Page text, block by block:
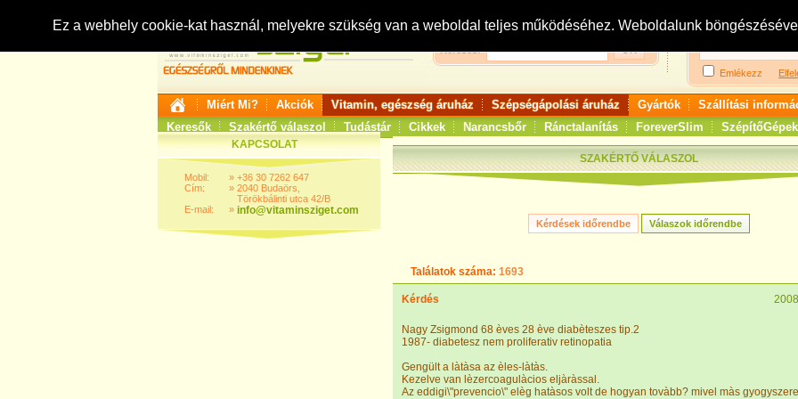
Ez a webhely cookie-kat használ, melyekre szükség van a weboldal teljes működéséhez. Weboldalunk
Keresés:
Bejelentkezés:
Emlékezz
Miért Mi? Akciók Vitamin, egészség áruház Szépségápolási áruház Gyártók Szállítási
Keresők
Szakértő válaszol Tudástár Cikkek Narancsbőr Ránctalanítás ForeverSlim SzépítőGépek
KAPCSOLAT
Mobil:
Cím:
E-mail:
»
»
»
+36 30 7262 647
2040 Budaörs,
Törökbálinti utca 42/B
info@vitaminsziget.com
SZAKÉRTŐ VÁLASZOL
Találatok száma: 1693
Kérdés
Nagy Zsigmond 68 èves 28 ève diabèteszes tip.2
1987- diabetesz nem proliferativ retinopatia
Gengült a làtàsa az èles-làtàs.
Kezelve van lèzercoagulàcios eljàràssal.
Az eddigi\"prevencio\" elèg hatàsos volt de hogyan tovàbb? mivel màs